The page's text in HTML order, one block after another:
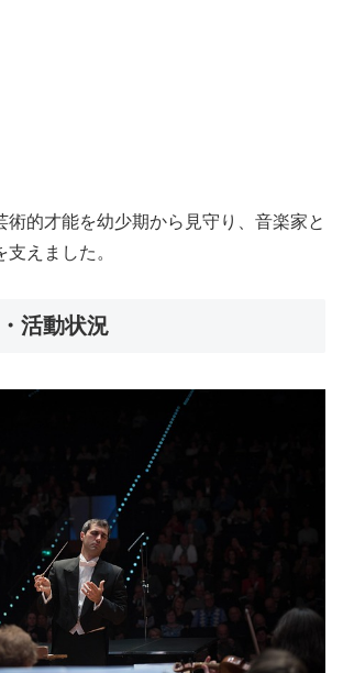
術的才能を幼少期から見守り、音楽家と
えました。
活動状況